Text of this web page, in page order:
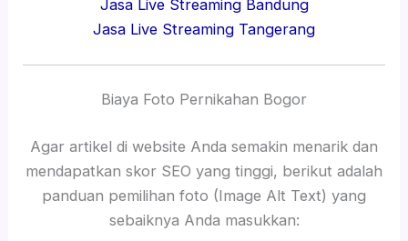
Jasa Live Streaming Bandung
Jasa Live Streaming Tangerang
Biaya Foto Pernikahan Bogor
Agar artikel di website Anda semakin menarik dan
mendapatkan skor SEO yang tinggi, berikut adalah
panduan pemilihan foto (Image Alt Text) yang
sebaiknya Anda masukkan: